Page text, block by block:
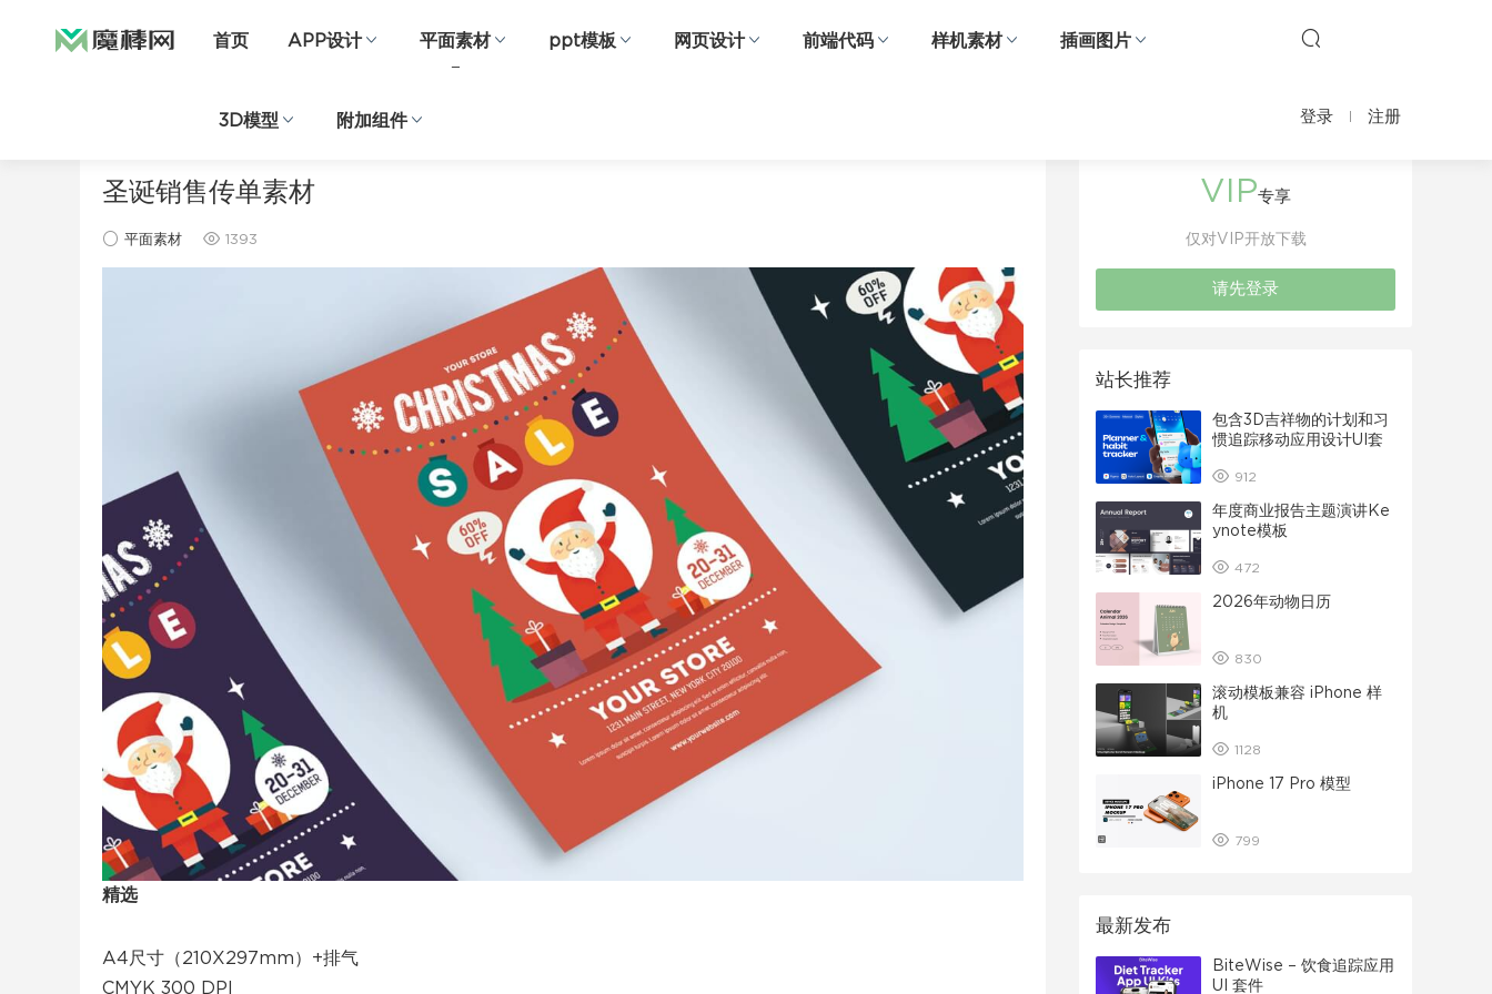
首页 APP设计 平面素材 ppt模板 网页设计 前端代码 样机素材 插画图片
3D模型 附加组件 登录 注册
平面素材
圣诞销售传单素材
平面素材 1393
精选
A4尺寸（210X297mm）+排气
CMYK 300 DPI
VIP专享
仅对VIP开放下载
请先登录
站长推荐
包含3D吉祥物的计划和习
惯追踪移动应用设计UI套
912
年度商业报告主题演讲Ke
ynote模板
472
2026年动物日历
830
滚动模板兼容 iPhone 样
机
1128
iPhone 17 Pro 模型
799
最新发布
BiteWise – 饮食追踪应用
UI 套件